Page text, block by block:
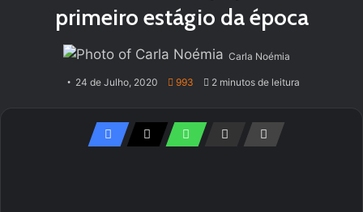
primeiro estágio da época
Carla Noémia
24 de Julho, 2020 993 2 minutos de leitura